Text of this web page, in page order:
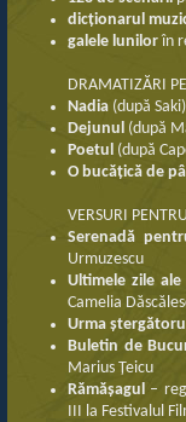
dicționarul
galele lunilorîn
DRAMATIZĂRI
Nadia (după
Dejunul (după
Poetul (după
O bucățică de
VERSURI
Serenadă
Urmuzescu
Ultimele zile
Camelia
Urma
Buletin de
Marius Țeicu
Rămășagul –
III la Festivalul